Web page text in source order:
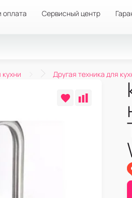
оплата Сервисный центр
кухни Другая техника для